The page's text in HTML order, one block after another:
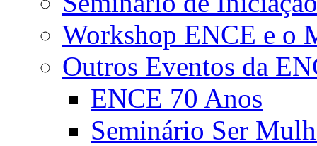
Workshop ENCE e o
Outros Eventos da
ENCE 70 Anos
Seminário Ser